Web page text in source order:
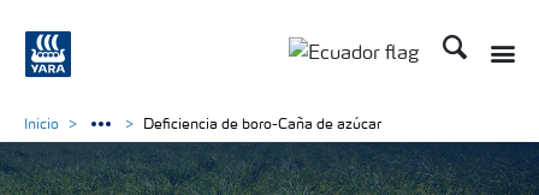
Buscar
Inicio Deficiencia de boro-Caña de azúcar